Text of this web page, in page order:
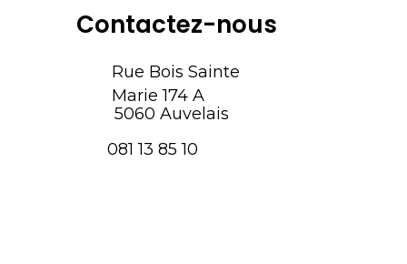
Contactez-nous
Rue Bois Sainte
Marie 174 A
5060 Auvelais
081 13 85 10